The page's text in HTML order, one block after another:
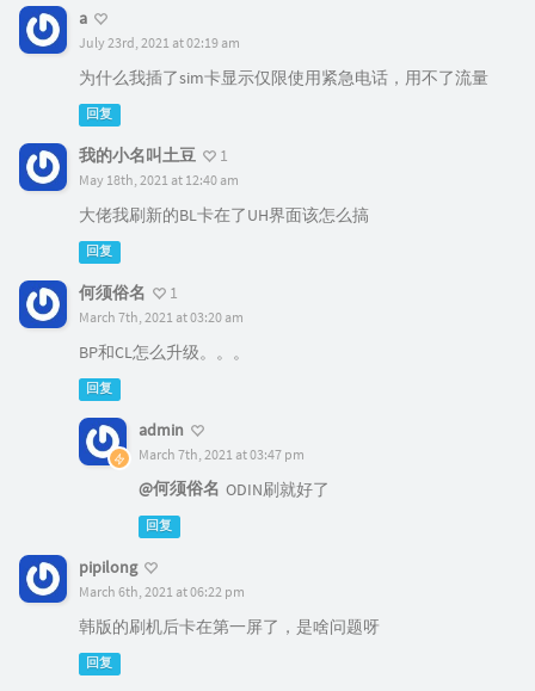
a
July 23rd, 2021 at 02:19 am
为什么我插了sim卡显示仅限使用紧急电话，用不了流量
回复
我的小名叫土豆 1
May 18th, 2021 at 12:40 am
大佬我刷新的BL卡在了UH界面该怎么搞
回复
何须俗名 1
March 7th, 2021 at 03:20 am
BP和CL怎么升级。。。
回复
admin
March 7th, 2021 at 03:47 pm
@何须俗名 ODIN刷就好了
回复
pipilong
March 6th, 2021 at 06:22 pm
韩版的刷机后卡在第一屏了，是啥问题呀
回复